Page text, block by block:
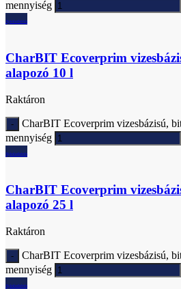
mennyiség
Ajánlatkérés
CharBIT Ecoverprim
alapozó 10 l
Raktáron
CharBIT Ecoverprim vizesbázisú,
mennyiség
Ajánlatkérés
CharBIT Ecoverprim
alapozó 25 l
Raktáron
CharBIT Ecoverprim vizesbázisú,
mennyiség
Ajánlatkérés